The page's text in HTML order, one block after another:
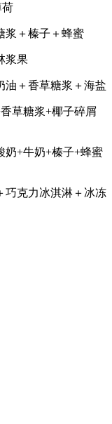
荷
浆＋榛子＋蜂蜜
浆果
油＋香草糖浆＋海盐
草糖浆+椰子碎屑
奶+牛奶+榛子+蜂蜜
巧克力冰淇淋＋冰冻